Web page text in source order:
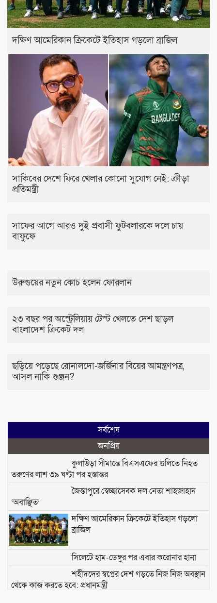
দক্ষিণ আমেরিকান ক্রিকেটে ইতিহাস গড়লো ব্রাজিল
সাকিবের দেশে ফিরে খেলার কোনো সুযোগ নেই: ক্রীড়া
প্রতিমন্ত্রী
সাফের আগে আরও দুই প্রবাসী ফুটবলারকে দলে চায়
বাফুফে
উরুগুয়ের নতুন কোচ হলেন ফোরলান
২৩ বছর পর অস্ট্রেলিয়ায় টেস্ট খেলতে দেশ ছাড়ল
বাংলাদেশ ক্রিকেট দল
ছড়িয়ে পড়েছে রোনালদো-জর্জিনার বিয়ের আমন্ত্রণপত্র,
আসল নাকি গুঞ্জন?
সর্বশেষ
জনপ্রিয়
কুলাউড়া সীমান্তে বিএসএফের গুলিতে নিহত
তরুণের লাশ ৩৯ ঘণ্টা পর হস্তান্তর
জৈন্তাপুরে স্বেচ্ছাসেবক দল নেতা শাহজাহান
‘অবাঞ্ছিত’
দক্ষিণ আমেরিকান ক্রিকেটে ইতিহাস গড়লো
ব্রাজিল
সিলেটে হাম-ডেঙ্গুর পর এবার করোনার হানা
শহীদদের স্বপ্নের দেশ গড়তে নিজ নিজ অবস্থান
থেকে কাজ করতে হবে: প্রধানমন্ত্রী